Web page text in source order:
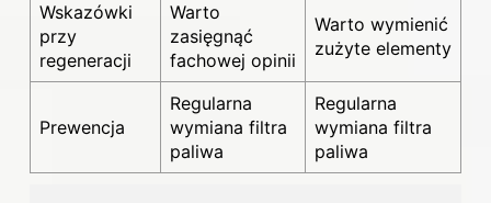
Wskazówki
przy
regeneracji
Warto
zasięgnąć
fachowej opinii
Warto wymienić
zużyte elementy
Prewencja
Regularna
wymiana filtra
paliwa
Regularna
wymiana filtra
paliwa